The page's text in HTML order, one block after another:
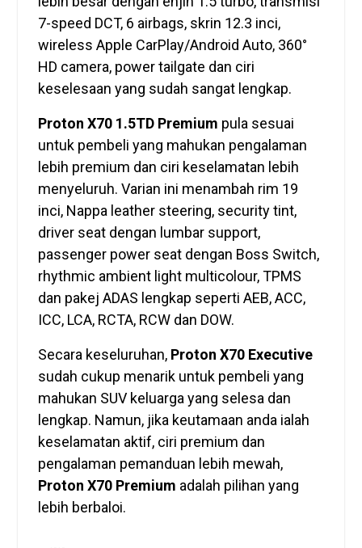
7-speed DCT, 6 airbags, skrin 12.3 inci,
wireless Apple CarPlay/Android Auto, 360°
HD camera, power tailgate dan ciri
keselesaan yang sudah sangat lengkap.
Proton X70 1.5TD Premium pula sesuai
untuk pembeli yang mahukan pengalaman
lebih premium dan ciri keselamatan lebih
menyeluruh. Varian ini menambah rim 19
inci, Nappa leather steering, security tint,
driver seat dengan lumbar support,
passenger power seat dengan Boss Switch,
rhythmic ambient light multicolour, TPMS
dan pakej ADAS lengkap seperti AEB, ACC,
ICC, LCA, RCTA, RCW dan DOW.
Secara keseluruhan, Proton X70 Executive
sudah cukup menarik untuk pembeli yang
mahukan SUV keluarga yang selesa dan
lengkap. Namun, jika keutamaan anda ialah
keselamatan aktif, ciri premium dan
pengalaman pemanduan lebih mewah,
Proton X70 Premium adalah pilihan yang
lebih berbaloi.